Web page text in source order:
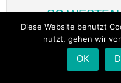
SC
Diese Website benutzt
nutzt, gehen wir
OK